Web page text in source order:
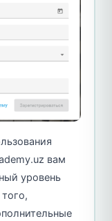
вам
уровень